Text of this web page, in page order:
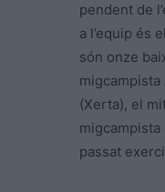
pendent de
a l’equip és
són onze
migcampista
(Xerta), el
migcampista
passat